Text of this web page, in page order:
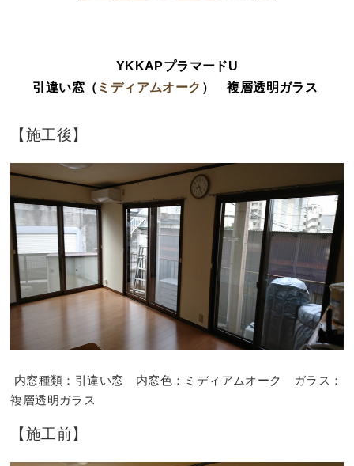
YKKAPプラマードU
引違い窓（ ミディアムオーク ） 複層透明ガラス
【施工後】
内窓種類：引違い窓 内窓色：ミディアムオーク ガラス：
複層透明ガラス
【施工前】